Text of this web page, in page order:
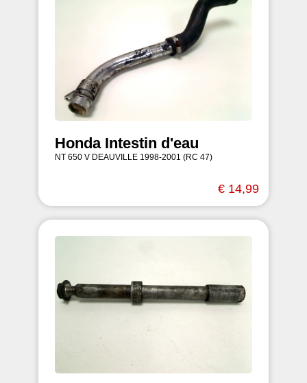
Honda Intestin d'eau
NT 650 V DEAUVILLE 1998-2001 (RC 47)
€ 14,99